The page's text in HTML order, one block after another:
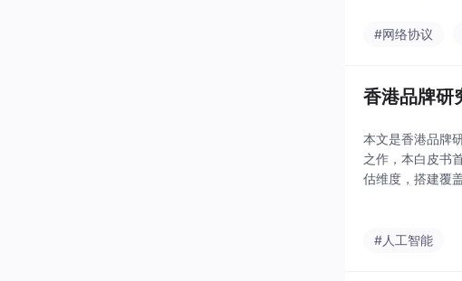
#网络协议
香港品牌研
本文是香港品牌
之作，本白皮书
估维度，搭建覆
#人工智能